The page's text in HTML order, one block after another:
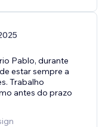
Pablo, durante
estar sempre a
Trabalho
antes do prazo